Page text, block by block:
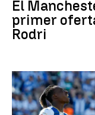
El
primer
Rodri